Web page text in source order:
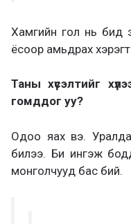
Хамгийн гол нь бид
ёсоор амьдрах
Таны хүсэлтийг
гомддог уу?
Одоо яах вэ.
билээ. Би ингэж
монголчууд бас бий.